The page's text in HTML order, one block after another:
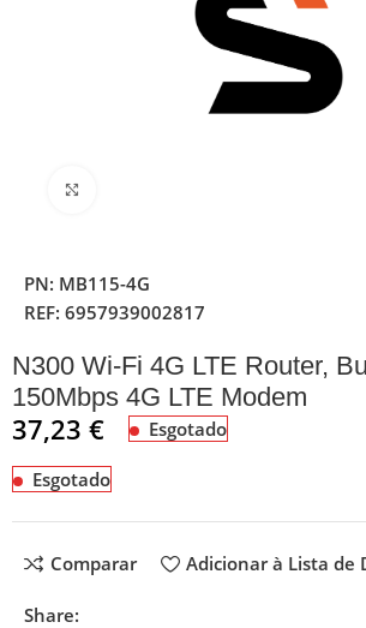
PN: MB115-4G
REF:6957939002817
N300 Wi-Fi 4G LTE Router,
150Mbps 4G LTE Modem
37,23€ Esgotado
Esgotado
Comparar Adicionar à Lista de
Share: